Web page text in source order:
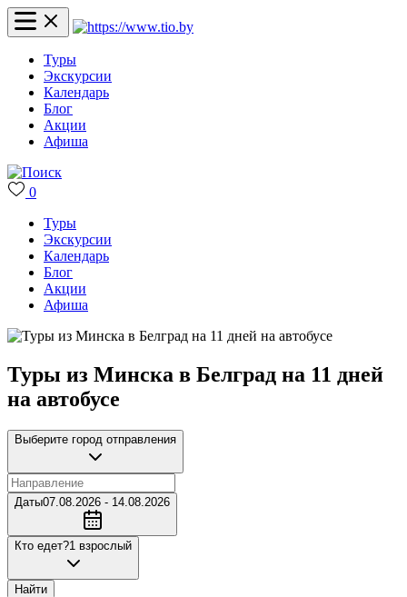
Туры
Экскурсии
Календарь
Блог
Акции
Афиша
0
Туры
Экскурсии
Календарь
Блог
Акции
Афиша
Туры из Минска в Белград на 11 дней
на автобусе
Выберите город отправления
Даты07.08.2026 - 14.08.2026
Кто едет?1 взрослый
Найти